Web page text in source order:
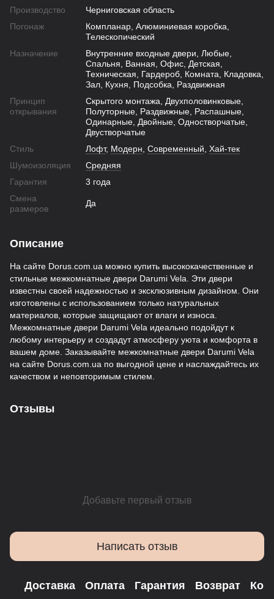
Производство
Черниговская область
Погонаж
Компланар, Алюминиевая коробка,
Телескопический
Назначение
Внутренние входные двери, Любые,
Спальня, Ванная, Офис, Детская,
Техническая, Гардероб, Комната, Кладовка,
Зал, Кухня, Подсобка, Раздвижная
Принцип
открывания
Скрытого монтажа, Двухполовинковые,
Полуторные, Раздвижные, Распашные,
Одинарные, Двойные, Одностворчатые,
Двустворчатые
Стиль
Лофт, Модерн Современный Хай-тек
Шумоизоляция
Средняя
Гарантия
3 года
Смена
размеров
Да
Описание
На сайте Dorus.com.ua можно купить высококачественные и
стильные межкомнатные двери Darumi Vela. Эти двери
известны своей надежностью и эксклюзивным дизайном. Они
изготовлены с использованием только натуральных
материалов, которые защищают от влаги и износа.
Межкомнатные двери Darumi Vela идеально подойдут к
любому интерьеру и создадут атмосферу уюта и комфорта в
вашем доме. Заказывайте межкомнатные двери Darumi Vela
на сайте Dorus.com.ua по выгодной цене и наслаждайтесь их
качеством и неповторимым стилем.
Отзывы
Добавьте первый отзыв
Написать отзыв
Доставка Оплата Гарантия Возврат